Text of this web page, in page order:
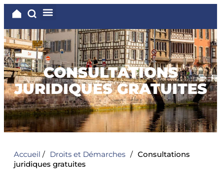
CONSULTATIONS
JURIDIQUES GRATUITES
Accueil / Droits et Démarches / Consultations
juridiques gratuites